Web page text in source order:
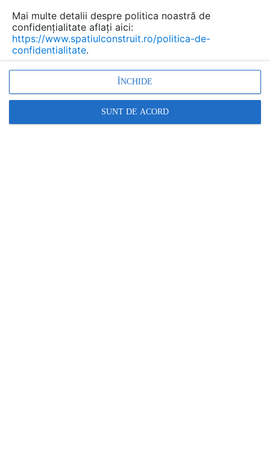
Blocul ARO, prima clădire modernistă din Capitală, va fi
...
Mai multe detalii despre politica noastră de
confidențialitate aflați aici:
https://www.spatiulconstruit.ro/politica-de-
confidentialitate.
ÎNCHIDE
SUNT DE ACORD